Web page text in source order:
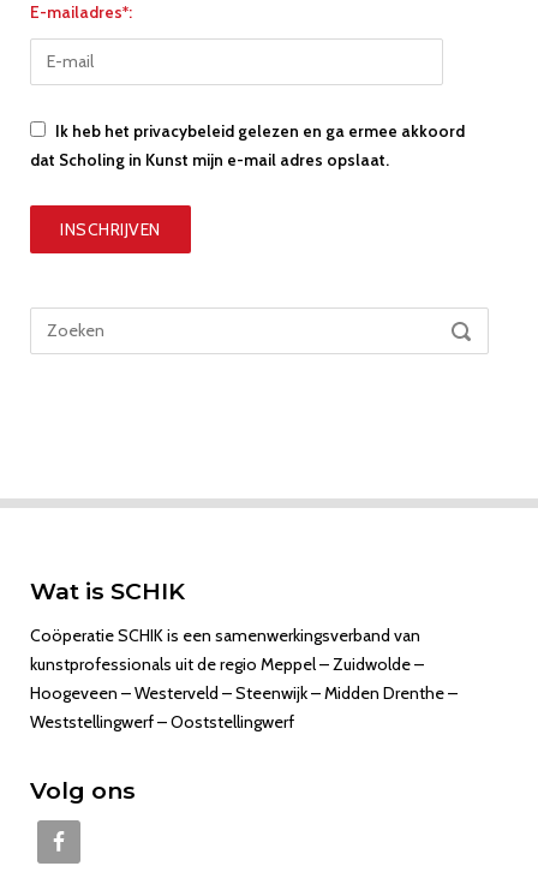
E-mailadres*:
Ik heb het privacybeleid gelezen en ga ermee akkoord
dat Scholing in Kunst mijn e-mail adres opslaat.
ZOEKEN
Wat is SCHIK
Coöperatie SCHIK is een samenwerkingsverband van
kunstprofessionals uit de regio Meppel – Zuidwolde –
Hoogeveen – Westerveld – Steenwijk – Midden Drenthe –
Weststellingwerf – Ooststellingwerf
Volg ons